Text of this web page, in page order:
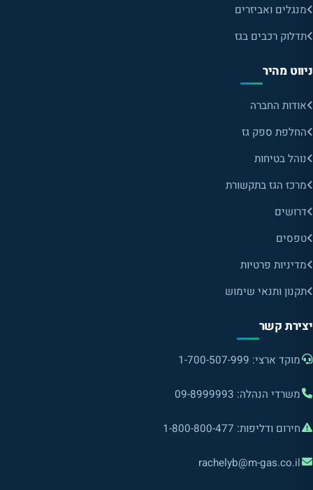
מנגלים ואביזרים
תדלוק רכבים בגז
ניווט מהיר
אודות החברה
החלפת ספק גז
נוהל בטיחות
מרכז הגז בתקשורת
דרושים
טפסים
מדיניות פרטיות
תקנון ותנאי שימוש
יצירת קשר
מוקד ארצי: 1-700-507-999
משרדי הנהלה: 09-8999993
חירום ודליפות: 1-800-800-477
rachelyb@m-gas.co.il